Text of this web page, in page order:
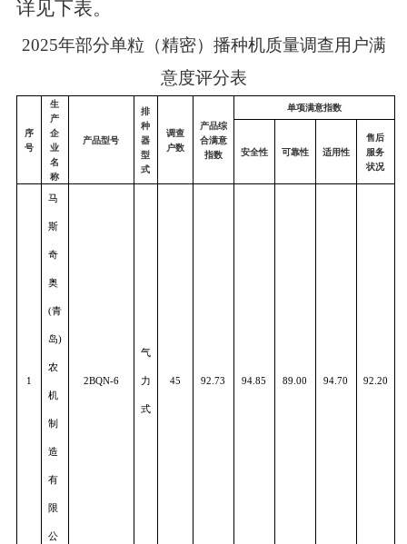
详见下表。
2025年部分单粒（精密）播种机质量调查用户满
意度评分表
生
企
名
称
奇
奥
(青
岛
农
机